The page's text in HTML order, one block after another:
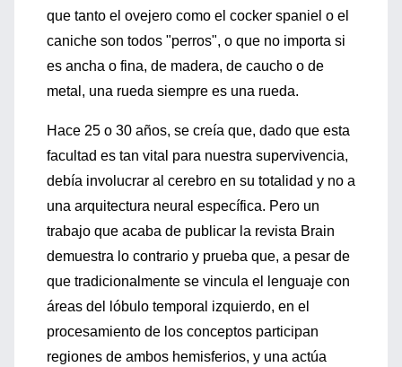
que tanto el ovejero como el cocker spaniel o el
caniche son todos "perros", o que no importa si
es ancha o fina, de madera, de caucho o de
metal, una rueda siempre es una rueda.
Hace 25 o 30 años, se creía que, dado que esta
facultad es tan vital para nuestra supervivencia,
debía involucrar al cerebro en su totalidad y no a
una arquitectura neural específica. Pero un
trabajo que acaba de publicar la revista Brain
demuestra lo contrario y prueba que, a pesar de
que tradicionalmente se vincula el lenguaje con
áreas del lóbulo temporal izquierdo, en el
procesamiento de los conceptos participan
regiones de ambos hemisferios, y una actúa